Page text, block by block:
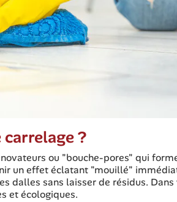
?
ou "bouche-pores" qui
un effet éclatant "mouillé"
dalles sans laisser de résidus. Dans
et écologiques.